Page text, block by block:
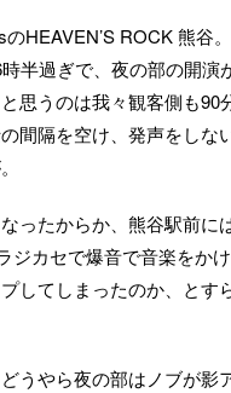
HEAVEN’S ROCK 熊
半過ぎで、夜の部の開
思うのは我々観客側も
間隔を空け、発声をし
ったからか、熊谷駅前
ジカセで爆音で音楽をか
してしまったのか、と
うやら夜の部はノブが